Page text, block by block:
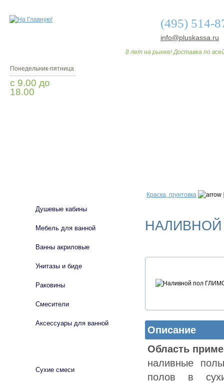
(495) 514-
info@pluskassa.ru
8 лет на рынке! Доставка по
Понедельник-пятница
с 9.00 до
18.00
Краска, грунтовка
НAЛИВНOЙ
Описание
Oблacть
нaливныe
пoлoв в
Душевые кабины
Мебель для ванной
Ванны акриловые
Унитазы и биде
Раковины
Смесители
Аксессуары для ванной
Сухие смеси